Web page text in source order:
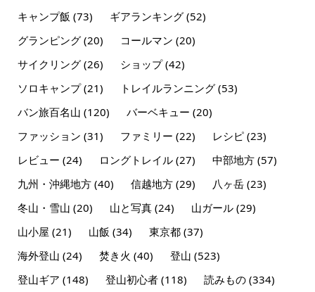
キャンプ飯 (73) ギアランキング(52)
グランピング(20) コールマン (20)
サイクリング(26) ショップ(42)
ソロキャンプ(21) トレイルランニング(53)
バン旅百名山 (120) バーベキュー (20)
ファッション (31) ファミリー (22) レシピ(23)
レビュー (24) ロングトレイル(27) 中部地方(57)
九州・沖縄地方(40) 信越地方(29) 八ヶ岳(23)
冬山・雪山 (20) 山と写真(24) 山ガール(29)
山小屋 (21) 山飯 (34) 東京都(37)
海外登山 (24) 焚き火 (40) 登山 (523)
登山ギア (148) 登山初心者(118) 読みもの(334)